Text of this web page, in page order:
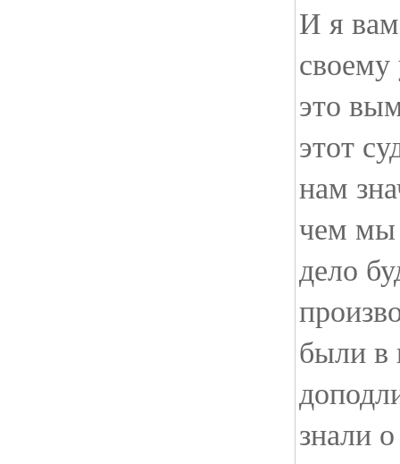
И я
это
этот
нам
чем мы
дело
были в
знали